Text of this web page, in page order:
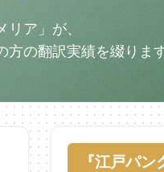
ア」が、
方の翻訳実績を綴りま
『江戸パ